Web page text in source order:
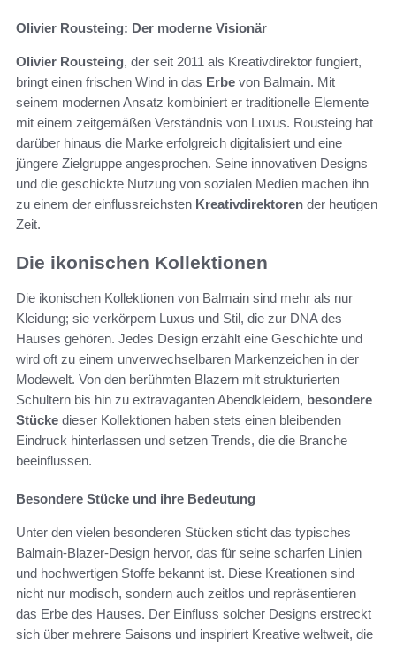
Olivier Rousteing: Der moderne Visionär
Olivier Rousteing, der seit 2011 als Kreativdirektor fungiert,
bringt einen frischen Wind in das Erbe von Balmain. Mit
seinem modernen Ansatz kombiniert er traditionelle Elemente
mit einem zeitgemäßen Verständnis von Luxus. Rousteing hat
darüber hinaus die Marke erfolgreich digitalisiert und eine
jüngere Zielgruppe angesprochen. Seine innovativen Designs
und die geschickte Nutzung von sozialen Medien machen ihn
zu einem der einflussreichsten Kreativdirektoren der heutigen
Zeit.
Die ikonischen Kollektionen
Die ikonischen Kollektionen von Balmain sind mehr als nur
Kleidung; sie verkörpern Luxus und Stil, die zur DNA des
Hauses gehören. Jedes Design erzählt eine Geschichte und
wird oft zu einem unverwechselbaren Markenzeichen in der
Modewelt. Von den berühmten Blazern mit strukturierten
Schultern bis hin zu extravaganten Abendkleidern, besondere
Stücke dieser Kollektionen haben stets einen bleibenden
Eindruck hinterlassen und setzen Trends, die die Branche
beeinflussen.
Besondere Stücke und ihre Bedeutung
Unter den vielen besonderen Stücken sticht das typisches
Balmain-Blazer-Design hervor, das für seine scharfen Linien
und hochwertigen Stoffe bekannt ist. Diese Kreationen sind
nicht nur modisch, sondern auch zeitlos und repräsentieren
das Erbe des Hauses. Der Einfluss solcher Designs erstreckt
sich über mehrere Saisons und inspiriert Kreative weltweit, die